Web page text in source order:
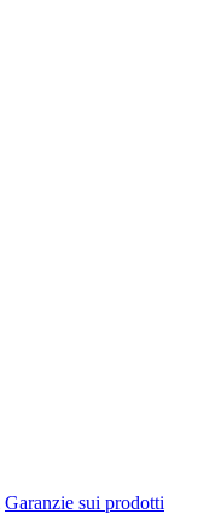
Garanzie sui prodotti